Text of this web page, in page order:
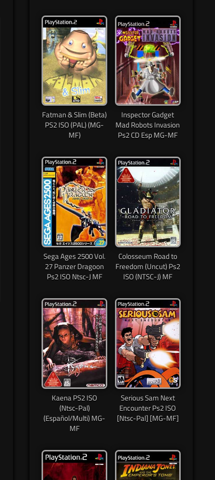
Fatman & Slim (Beta)
PS2 ISO (PAL) (MG-
MF)
Inspector Gadget
Mad Robots Invasion
Ps2 CD Esp MG-MF
Sega Ages 2500 Vol.
27 Panzer Dragoon
Ps2 ISO Ntsc-J MF
Colosseum Road to
Freedom (Uncut) Ps2
ISO (NTSC-J) MF
Kaena PS2 ISO
(Ntsc-Pal)
(Español/Multi) MG-
MF
Serious Sam Next
Encounter Ps2 ISO
[Ntsc-Pal] [MG-MF]